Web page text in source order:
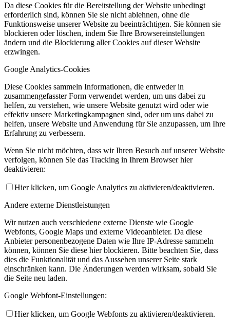
Da diese Cookies für die Bereitstellung der Website unbedingt
erforderlich sind, können Sie sie nicht ablehnen, ohne die
Funktionsweise unserer Website zu beeinträchtigen. Sie können sie
blockieren oder löschen, indem Sie Ihre Browsereinstellungen
ändern und die Blockierung aller Cookies auf dieser Website
erzwingen.
Google Analytics-Cookies
Diese Cookies sammeln Informationen, die entweder in
zusammengefasster Form verwendet werden, um uns dabei zu
helfen, zu verstehen, wie unsere Website genutzt wird oder wie
effektiv unsere Marketingkampagnen sind, oder um uns dabei zu
helfen, unsere Website und Anwendung für Sie anzupassen, um Ihre
Erfahrung zu verbessern.
Wenn Sie nicht möchten, dass wir Ihren Besuch auf unserer Website
verfolgen, können Sie das Tracking in Ihrem Browser hier
deaktivieren:
Hier klicken, um Google Analytics zu aktivieren/deaktivieren.
Andere externe Dienstleistungen
Wir nutzen auch verschiedene externe Dienste wie Google
Webfonts, Google Maps und externe Videoanbieter. Da diese
Anbieter personenbezogene Daten wie Ihre IP-Adresse sammeln
können, können Sie diese hier blockieren. Bitte beachten Sie, dass
dies die Funktionalität und das Aussehen unserer Seite stark
einschränken kann. Die Änderungen werden wirksam, sobald Sie
die Seite neu laden.
Google Webfont-Einstellungen:
Hier klicken, um Google Webfonts zu aktivieren/deaktivieren.